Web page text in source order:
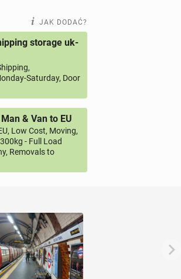
JAK DODAĆ?
storage uk-
Saturday, Door
& Van to EU
Low Cost, Moving,
- Full Load
Removals to